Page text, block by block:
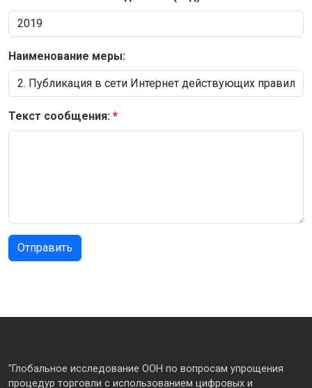
Наименование меры:
Текст сообщения:
"Глобальное исследование ООН по вопросам упрощения
процедур торговли с использованием цифровых и